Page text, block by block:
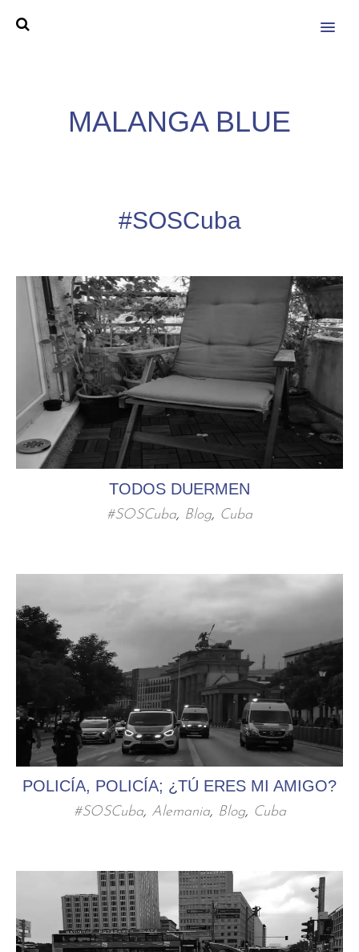
MENU
MALANGA BLUE
#SOSCuba
TODOS DUERMEN
#SOSCuba, Blog, Cuba
POLICÍA, POLICÍA; ¿TÚ ERES MI AMIGO?
#SOSCuba, Alemania, Blog, Cuba